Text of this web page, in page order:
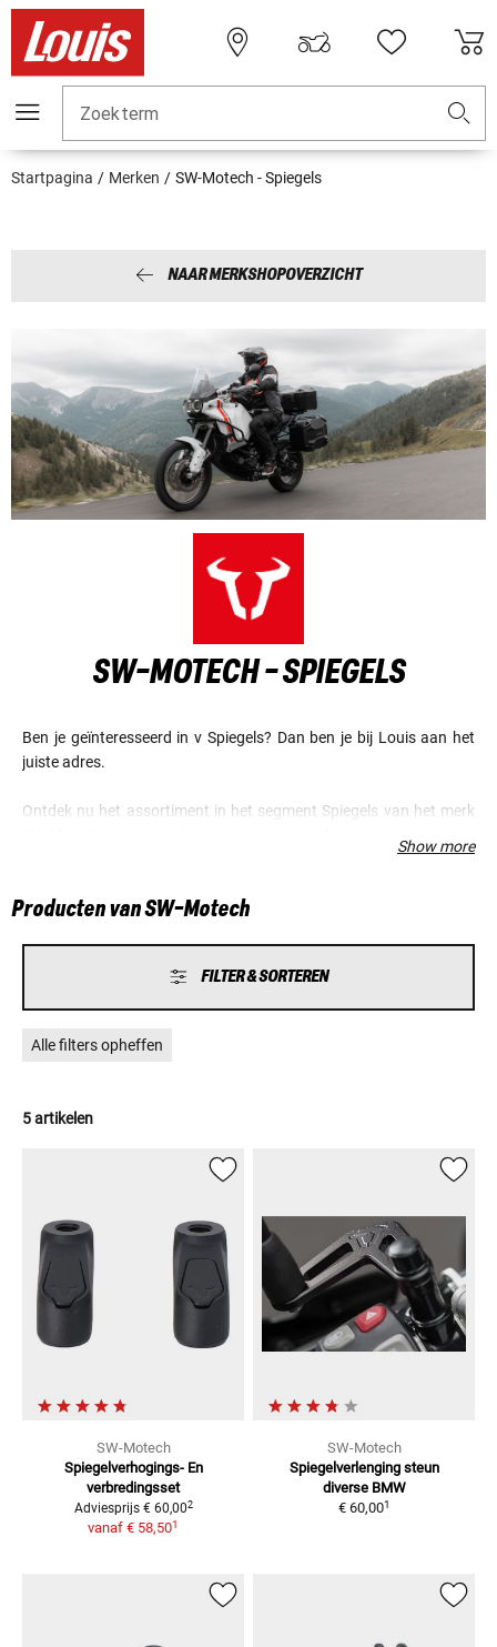
Zoekterm
Startpagina Merken SW-Motech - Spiegels
NAAR MERKSHOPOVERZICHT
SW-MOTECH - SPIEGELS
Ben je geïnteresseerd in v Spiegels? Dan ben je bij Louis aan het
juiste adres.
Ontdek nu het assortiment in het segment Spiegels van het merk
Show more
Producten van SW-Motech
FILTER & SORTEREN
Alle filters opheffen
5 artikelen
SW-Motech
Spiegelverhogings- En
verbredingsset
Adviesprijs € 60,002
vanaf € 58,501
SW-Motech
Spiegelverlenging steun
diverse BMW
€ 60,001